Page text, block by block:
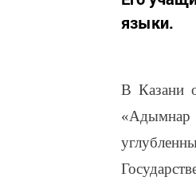
языки.
В Казани
«Адымнар